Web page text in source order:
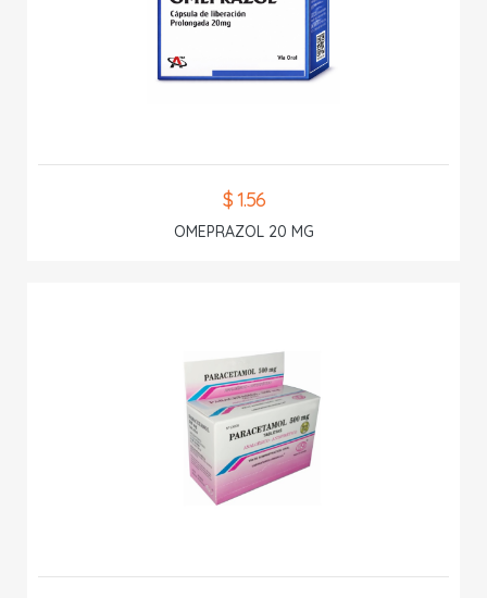
$ 1.56
OMEPRAZOL 20 MG